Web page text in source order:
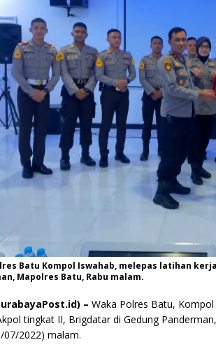
Batu Kompol Iswahab, melepas latihan
Mapolres Batu, Rabu malam.
– Waka Polres Batu,
tingkat II, Brigdatar di Gedung
07/2022) malam.